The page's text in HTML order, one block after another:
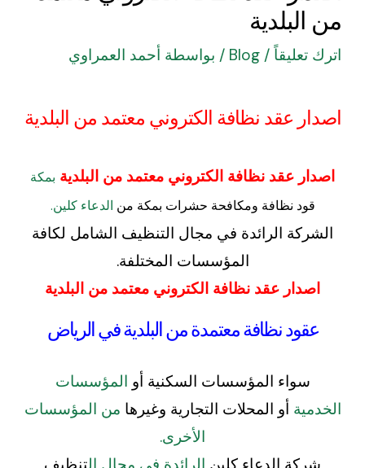
من البلدية
اترك تعليقاً /
Blog / بواسطة أحمد العمراوي
اصدار عقد نظافة الكتروني معتمد من البلدية
اصدار عقد نظافة الكتروني معتمد من البلدية بمكة
قود نظافة ومكافحة حشرات بمكة من الدعاء كلين.
الشركة الرائدة في مجال التنظيف الشامل لكافة
المؤسسات المختلفة.
اصدار عقد نظافة الكتروني معتمد من البلدية
عقود نظافة معتمدة من البلدية في الرياض
سواء المؤسسات السكنية أو المؤسسات
الخدمية أو المحلات التجارية وغيرها من المؤسسات
الأخرى.